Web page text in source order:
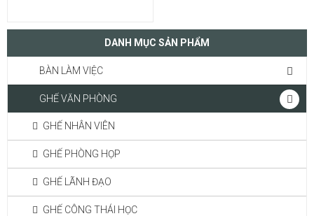
DANH MỤC SẢN PHẨM
BÀN LÀM VIỆC
GHẾ VĂN PHÒNG
GHẾ NHÂN VIÊN
GHẾ PHÒNG HỌP
GHẾ LÃNH ĐẠO
GHẾ CÔNG THÁI HỌC